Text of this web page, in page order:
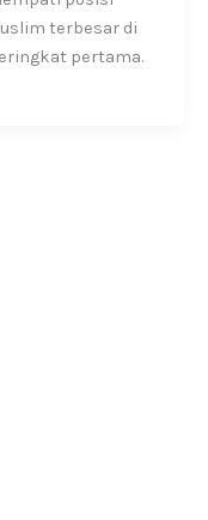
terbesar di
pertama.